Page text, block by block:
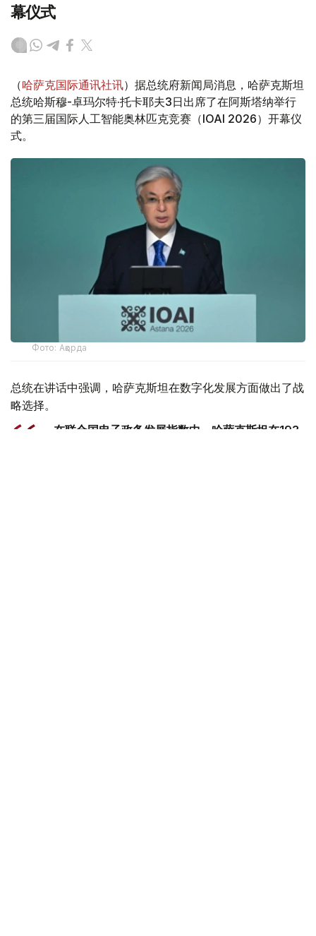
幕仪式
（哈萨克国际通讯社讯）据总统府新闻局消息，哈萨克斯坦
总统哈斯穆-卓玛尔特·托卡耶夫3日出席了在阿斯塔纳举行
的第三届国际人工智能奥林匹克竞赛（IOAI 2026）开幕仪
式。
Фото: Ақорда
总统在讲话中强调，哈萨克斯坦在数字化发展方面做出了战
略选择。
- 在联合国电子政务发展指数中，哈萨克斯坦在193